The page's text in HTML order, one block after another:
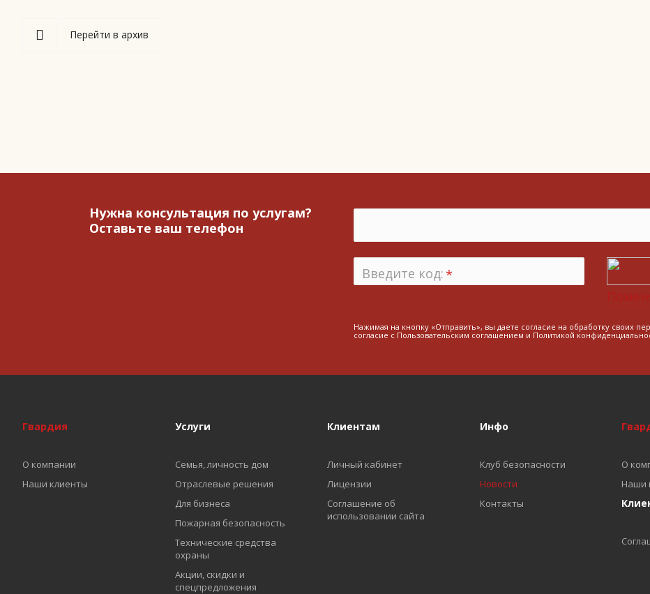
Перейти в архив
Нужна консультация по услугам?
Оставьте ваш телефон
Введите код:*
Нажимая на кнопку «Отправить», вы даете согласие на обработку своих
согласие с Пользовательским соглашением и Политикой
Гвардия
О компании
Наши клиенты
Услуги
Семья, личность дом
Отраслевые решения
Для бизнеса
Пожарная безопасность
Технические средства
охраны
Акции, скидки и
спецпредложения
Клиентам
Личный кабинет
Лицензии
Соглашение об
использовании сайта
Инфо
Клуб безопасности
Новости
Контакты
О
Наши